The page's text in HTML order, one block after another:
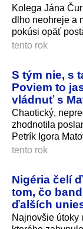
Kolega Jána
dlho neohreje a
pokúsi opäť
tento rok
S tým nie, s
Poviem to
vládnuť s
Chaotický,
zhodnotila
Petrík Igora
tento rok
Nigéria čelí
tom, čo
ďalších
Najnovšie útoky